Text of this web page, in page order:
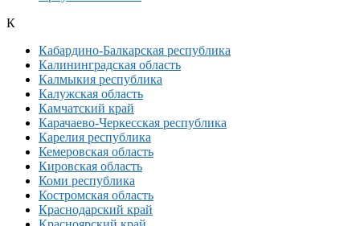
К
Кабардино-Балкарская республика
Калининградская область
Калмыкия республика
Калужская область
Камчатский край
Карачаево-Черкесская республика
Карелия республика
Кемеровская область
Кировская область
Коми республика
Костромская область
Краснодарский край